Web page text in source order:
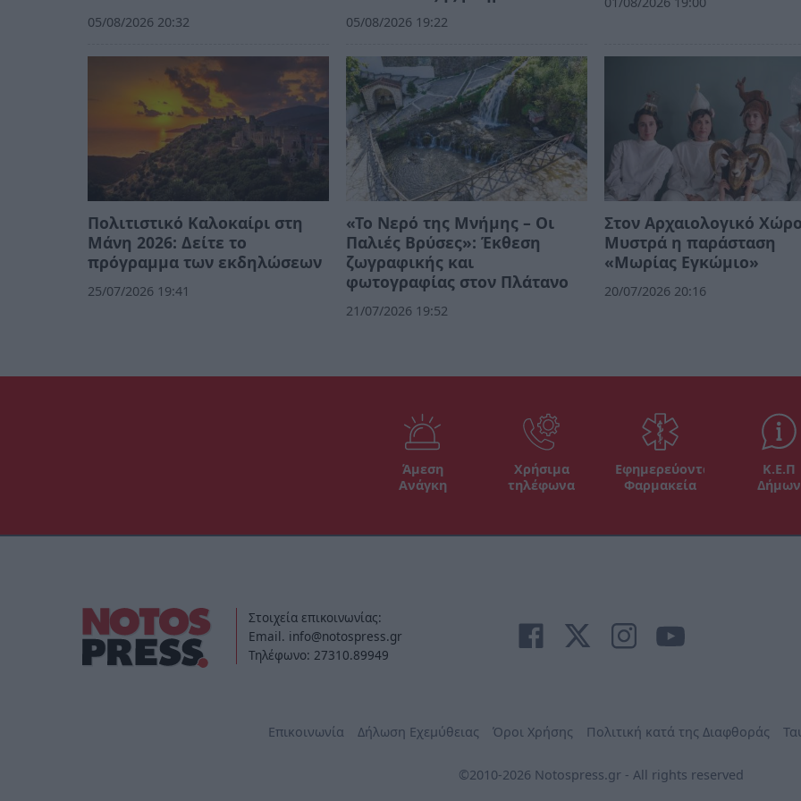
05/08/2026 20:32 05/08/2026 19:22
Πολιτιστικό Καλοκαίρι στη
Μάνη 2026: Δείτε το
πρόγραμμα των εκδηλώσεων
25/07/2026 19:41
«Το Νερό της Μνήμης – Οι
Παλιές Βρύσες»: Έκθεση
ζωγραφικής και
φωτογραφίας στον Πλάτανο
21/07/2026 19:52
Στον Αρχαιολογικό
Μυστρά η παράσταση
«Μωρίας Εγκώμιο»
20/07/2026 20:16
Άμεση
Ανάγκη
Χρήσιμα
τηλέφωνα
Εφημερεύοντα
Φαρμακεία
Κ.Ε.Π
Δήμων
Στοιχεία επικοινωνίας:
Email. info@notospress.gr
Τηλέφωνο: 27310.89949
Επικοινωνία Δήλωση Εχεμύθειας Όροι Χρήσης Πολιτική κατά της Διαφθοράς
©2010-2026 Notospress.gr - All rights reserved